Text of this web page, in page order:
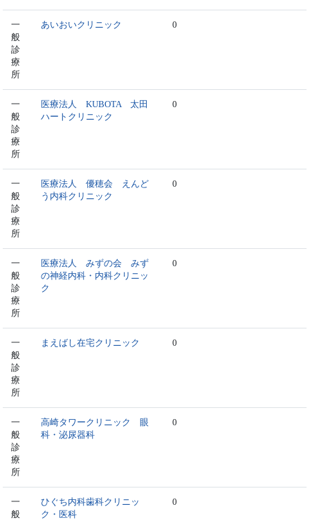
一
般
診
療
所
あいおいクリニック 0
一
般
診
療
所
医療法人 KUBOTA 太田
ハートクリニック
0
一
般
診
療
所
医療法人 優穂会 えんど
う内科クリニック
0
一
般
診
療
所
医療法人 みずの会 みず
の神経内科・内科クリニッ
ク
0
一
般
診
療
所
まえばし在宅クリニック 0
一
般
診
療
所
高崎タワークリニック 眼
科・泌尿器科
0
一
般
ひぐち内科歯科クリニッ
ク・医科
0